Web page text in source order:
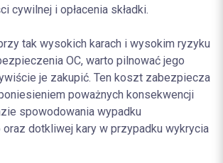
cywilnej i opłacenia składki.
tak wysokich karach i wysokim ryzyku
OC, warto pilnować jego
je zakupić. Ten koszt zabezpiecza
poważnych konsekwencji
spowodowania wypadku
oraz dotkliwej kary w przypadku wykrycia